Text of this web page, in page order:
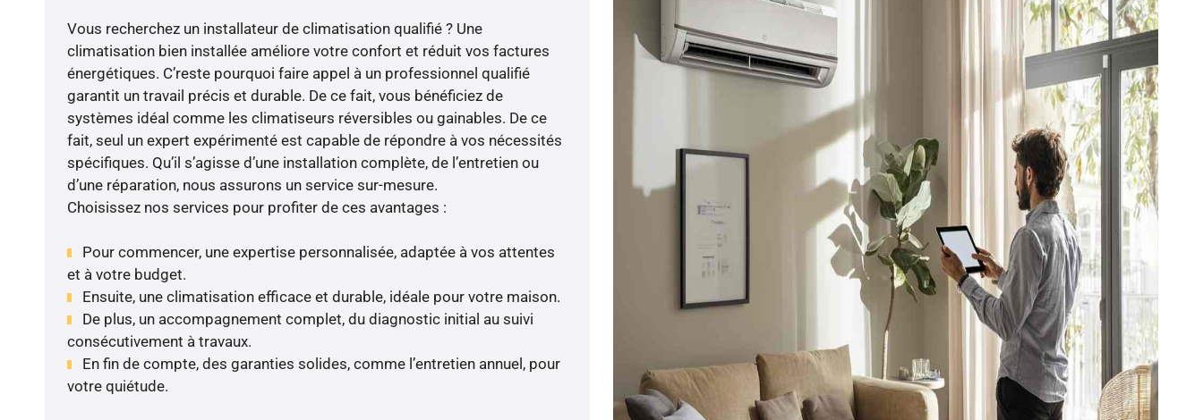
Vous recherchez un installateur de climatisation qualifié ? Une
climatisation bien installée améliore votre confort et réduit vos factures
énergétiques. C’reste pourquoi faire appel à un professionnel qualifié
garantit un travail précis et durable. De ce fait, vous bénéficiez de
systèmes idéal comme les climatiseurs réversibles ou gainables. De ce
fait, seul un expert expérimenté est capable de répondre à vos nécessités
spécifiques. Qu’il s’agisse d’une installation complète, de l’entretien ou
d’une réparation, nous assurons un service sur-mesure.
Choisissez nos services pour profiter de ces avantages :
Pour commencer, une expertise personnalisée, adaptée à vos attentes
et à votre budget.
Ensuite, une climatisation efficace et durable, idéale pour votre maison.
De plus, un accompagnement complet, du diagnostic initial au suivi
consécutivement à travaux.
En fin de compte, des garanties solides, comme l’entretien annuel, pour
votre quiétude.